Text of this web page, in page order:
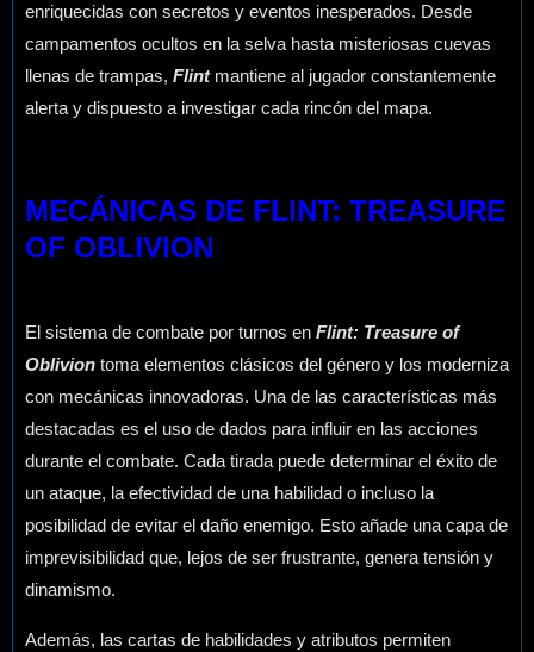
enriquecidas con secretos y eventos inesperados. Desde
campamentos ocultos en la selva hasta misteriosas cuevas
llenas de trampas, Flintmantiene al jugador constantemente
alerta y dispuesto a investigar cada rincón del mapa.
MECÁNICAS DE FLINT: TREASURE
OF OBLIVION
El sistema de combate por turnos en Flint: Treasure of
Oblivion toma elementos clásicos del género y los moderniza
con mecánicas innovadoras. Una de las características más
destacadas es el uso de dados para influir en las acciones
durante el combate. Cada tirada puede determinar el éxito de
un ataque, la efectividad de una habilidad o incluso la
posibilidad de evitar el daño enemigo. Esto añade una capa de
imprevisibilidad que, lejos de ser frustrante, genera tensión y
dinamismo.
Además, las cartas de habilidades y atributos permiten